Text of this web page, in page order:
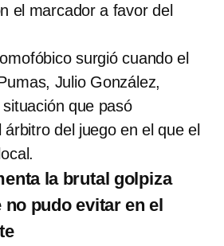
el marcador a favor del
surgió cuando el
Julio González,
que pasó
del juego en el que el
la brutal golpiza
no pudo evitar en el